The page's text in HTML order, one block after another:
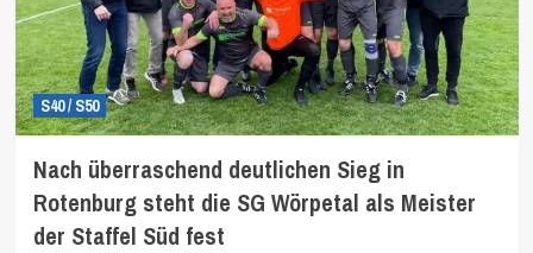
S40 / S50
Nach überraschend deutlichen Sieg in
Rotenburg steht die SG Wörpetal als Meister
der Staffel Süd fest